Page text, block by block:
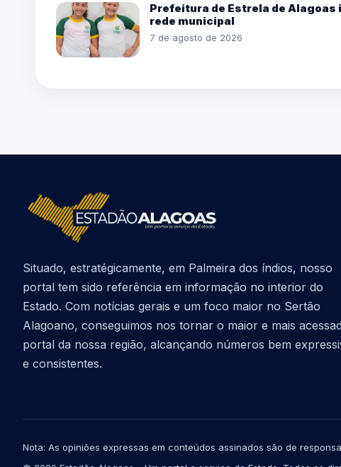
Prefeitura de Estrela de
rede municipal
7 de agosto de 2026
Situado, estratégicamente, em Palmeira dos índios, nosso
portal tem sido referência em informação no interior do
Estado. Com notícias gerais e um foco maior no Sertão
Alagoano, conseguimos nos tornar o maior e mais
portal da nossa região, alcançando números bem
e consistentes.
Nota: As opiniões expressas em conteúdos assinados são de